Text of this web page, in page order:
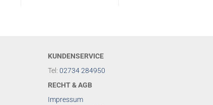
KUNDENSERVICE
Tel: 02734 284950
RECHT & AGB
Impressum